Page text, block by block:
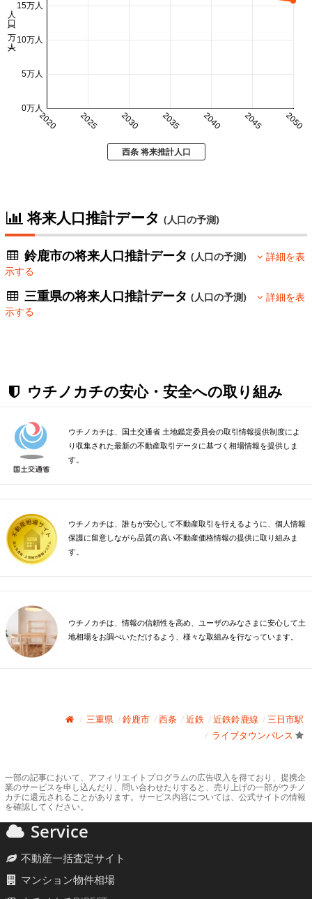
2020 2025 2030 2035 2040 2045 2050
0万人
5万人
10万人
15万人
人口 (万人)
西条 将来推計人口
将来人口推計データ (人口の予測)
鈴鹿市の将来人口推計データ(人口の予測)
詳細を表
示する
三重県の将来人口推計データ(人口の予測)
詳細を表
示する
ウチノカチの安心・安全への取り組み
ウチノカチは、国土交通省 土地鑑定委員会の取引情報提供制度によ
り収集された最新の不動産取引データに基づく相場情報を提供しま
す。
ウチノカチは、誰もが安心して不動産取引を行えるように、個人情報
保護に留意しながら品質の高い不動産価格情報の提供に取り組みま
す。
ウチノカチは、情報の信頼性を高め、ユーザのみなさまに安心して土
地相場をお調べいただけるよう、様々な取組みを行なっています。
三重県 鈴鹿市 西条 近鉄 近鉄鈴鹿線
三日市駅
ライブタウンパレス
一部の記事において、アフィリエイトプログラムの広告収入を得ており、提携企
業のサービスを申し込んだり、問い合わせたりすると、売り上げの一部がウチノ
カチに還元されることがあります。サービス内容については、公式サイトの情報
を確認してください。
Service
不動産一括査定サイト
マンション物件相場